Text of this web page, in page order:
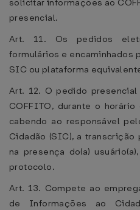
solicitar informações ao
presencial.
Art. 11. Os pedidos
formulários e encaminhados
SIC ou plataforma
Art. 12. O pedido
COFFITO, durante o
cabendo ao responsável
Cidadão (SIC), a
na presença do(a)
protocolo.
Art. 13. Compete ao
de Informações ao